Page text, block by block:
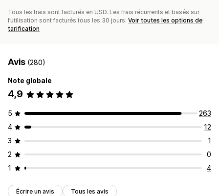
Tous les frais sont facturés en USD. Les frais récurrents et basés sur
l’utilisation sont facturés tous les 30 jours. Voir toutes les options de
tarification
Avis (280)
Note globale
4,9
5
263
4
12
3
1
2
0
1
4
Écrire un avis Tous les avis